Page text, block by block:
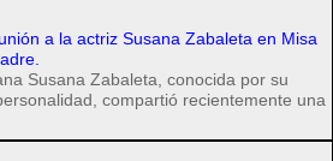
a la actriz Susana Zabaleta en Misa
Susana Zabaleta, conocida por su
compartió recientemente una